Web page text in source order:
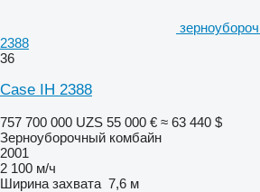
2388
36
Case IH 2388
757 700 000 UZS 55 000 € ≈ 63 440 $
Зерноуборочный комбайн
2001
2 100 м/ч
Ширина захвата 7,6 м